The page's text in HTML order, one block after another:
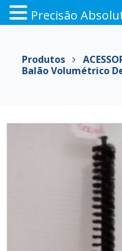
conteúdo
Produtos
Balão Volumétrico
Precisão